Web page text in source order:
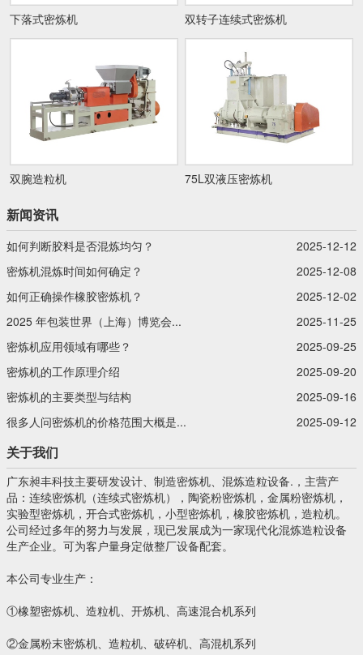
下落式密炼机 双转子连续式密炼机
双腕造粒机 75L双液压密炼机
新闻资讯
如何判断胶料是否混炼均匀？
2025-12-12
密炼机混炼时间如何确定？
2025-12-08
如何正确操作橡胶密炼机？
2025-12-02
2025 年包装世界（上海）博览会...
2025-11-25
密炼机应用领域有哪些？
2025-09-25
密炼机的工作原理介绍
2025-09-20
密炼机的主要类型与结构
2025-09-16
很多人问密炼机的价格范围大概是...
2025-09-12
关于我们
广东昶丰科技主要研发设计、制造密炼机、混炼造粒设备.，主营产
品：连续密炼机（连续式密炼机），陶瓷粉密炼机，金属粉密炼机，
实验型密炼机，开合式密炼机，小型密炼机，橡胶密炼机，造粒机。
公司经过多年的努力与发展，现已发展成为一家现代化混炼造粒设备
生产企业。可为客户量身定做整厂设备配套。
本公司专业生产：
①橡塑密炼机、造粒机、开炼机、高速混合机系列
②金属粉末密炼机、造粒机、破碎机、高混机系列